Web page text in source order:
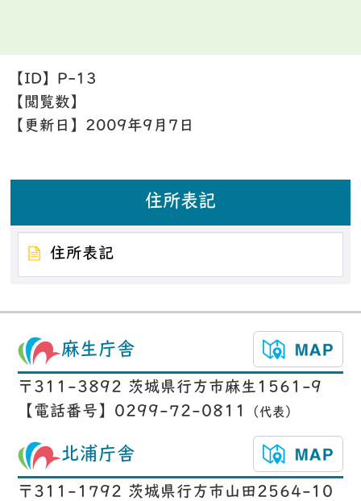
【ID】 P-13
【閲覧数】
【更新日】 2009年9月7日
住所表記
住所表記
麻生庁舎
〒311-3892 茨城県行方市麻生1561-9
【電話番号】0299-72-0811
（代表）
北浦庁舎
〒311-1792 茨城県行方市山田2564-10